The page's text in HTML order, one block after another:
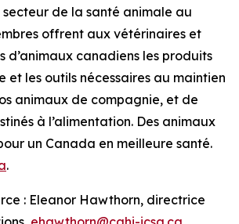
de la santé animale au
offrent aux vétérinaires et
d’animaux canadiens les produits
et les outils nécessaires au maintien
animaux de compagnie, et de
à l’alimentation. Des animaux
un Canada en meilleure santé.
.
: Eleanor Hawthorn, directrice